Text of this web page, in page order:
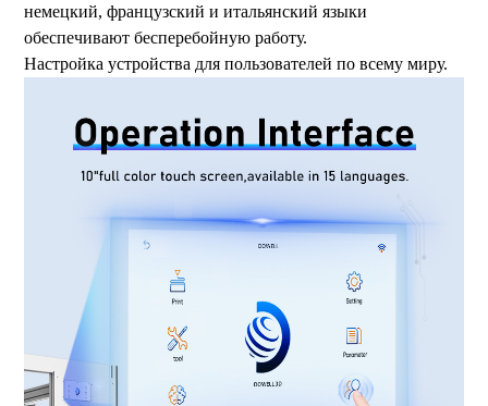
немецкий, французский и итальянский языки
обеспечивают бесперебойную работу.
Настройка устройства для пользователей по всему миру.